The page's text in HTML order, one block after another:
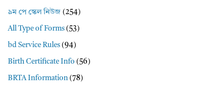
৯ম পে স্কেল নিউজ (254)
All Type of Forms (53)
bd Service Rules (94)
Birth Certificate Info (56)
BRTA Information (78)